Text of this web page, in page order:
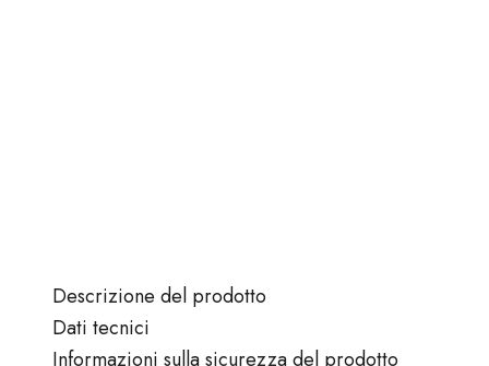
Descrizione del prodotto
Dati tecnici
Informazioni sulla sicurezza del prodotto